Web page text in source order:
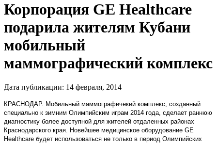
Корпорация GE Healthcare
подарила жителям Кубани
мобильный
маммографический комплекс
Дата публикации: 14 февраля, 2014
КРАСНОДАР. Мобильный маммографичекий комплекс, созданный
специально к зимним Олимпийским играм 2014 года, сделает раннюю
диагностику более доступной для жителей отдаленных районах
Краснодарского края. Новейшее медицинское оборудование GE
Healthcare будет использоваться не только в период Олимпийских